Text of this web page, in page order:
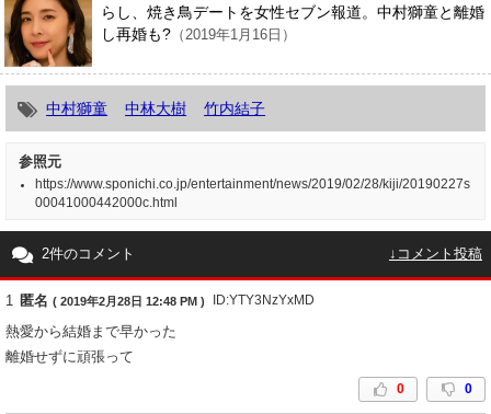
らし、焼き鳥デートを女性セブン報道。中村獅童と離婚
し再婚も? （2019年1月16日）
中村獅童 中林大樹 竹内結子
参照元
https://www.sponichi.co.jp/entertainment/news/2019/02/28/kiji/20190227s
00041000442000c.html
2件のコメント ↓コメント投稿
1 匿名 ( 2019年2月28日 12:48 PM ) ID:YTY3NzYxMD
熱愛から結婚まで早かった
離婚せずに頑張って
0 0